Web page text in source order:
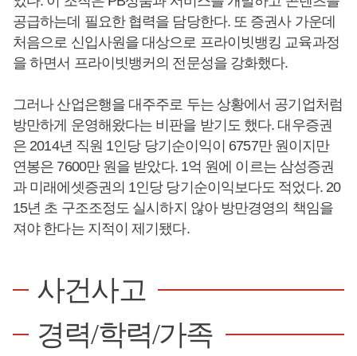
공급하는데 필요한 협력을 담당한다. 또 증권사 가운데
처음으로 신입사원을 대상으로 프라이빗뱅킹 교육과정
을 하면서 프라이빗뱅커의 전문성을 강화했다.
그러나 산업은행을 대주주로 두는 상황에서 공기업처럼
방만하게 운영해왔다는 비판을 받기도 했다. 대우증권
은 2014년 직원 1인당 당기순이익이 6757만 원이지만
연봉은 7600만 원을 받았다. 1억 원에 이르는 삼성증권
과 미래에셋증권의 1인당 당기순이익보다도 적었다. 20
15년 초 구조조정도 실시하지 않아 방만경영의 책임을
져야 한다는 지적이 제기됐다.
사건사고
경력/학력/가족